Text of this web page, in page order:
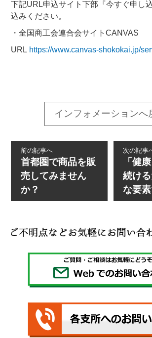
下記URL申込サイト下部『今すぐ申し
込みください。
・全国商工会連合会サイトCANVAS
URL https://www.canvas-shokokai.jp/
インフォメーションへ
前の記事へ
首都圏で商品を販
売してみません
か？
次の記事
「健
続け
な要